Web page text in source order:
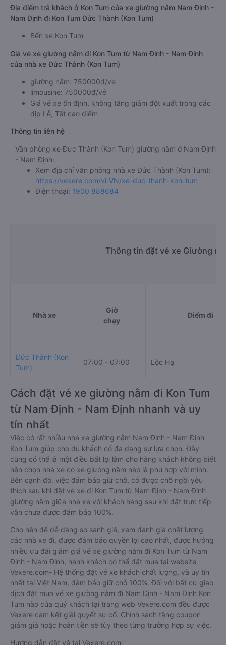
Địa điểm trả khách ở Kon Tum của xe giường nằm Nam Định -
Nam Định đi Kon Tum Đức Thành (Kon Tum)
Bến xe Kon Tum
Giá vé xe giường nằm đi Kon Tum từ Nam Định - Nam Định
của nhà xe Đức Thành (Kon Tum)
giường nằm: 750000đ/vé
limousine: 750000đ/vé
Giá vé xe ổn định, không tăng giảm đột xuất trong các
dịp Lễ, Tết cao điểm
Thông tin liên hệ
Văn phòng xe Đức Thành (Kon Tum) giường nằm ở Nam Định
- Nam Định:
Xem địa chỉ văn phòng nhà xe Đức Thành (Kon Tum):
https://vexere.com/vi-VN/xe-duc-thanh-kon-tum
Điện thoại: 1900 888684
Thông tin đặt vé xe Giường
Nhà xe
Giờ
chạy
Điểm đi
Đức Thành (Kon
Tum)
07:00 - 07:00 Lộc Hạ
Cách đặt vé xe giường nằm đi Kon Tum
từ Nam Định - Nam Định nhanh và uy
tín nhất
Việc có rất nhiều nhà xe giường nằm Nam Định - Nam Định
Kon Tum giúp cho du khách có đa dạng sự lựa chọn. Đây
cũng có thể là một điều bất lợi làm cho hàng khách không biết
nên chọn nhà xe có xe giường nằm nào là phù hợp với mình.
Bên cạnh đó, việc đảm bảo giữ chỗ, có được chỗ ngồi yêu
thích sau khi đặt vé xe đi Kon Tum từ Nam Định - Nam Định
giường nằm giữa nhà xe với khách hàng sau khi đặt trực tiếp
vẫn chưa được đảm bảo 100%.
Cho nên để dễ dàng so sánh giá, xem đánh giá chất lượng
các nhà xe đi, được đảm bảo quyền lợi cao nhất, được hưởng
nhiều ưu đãi giảm giá vé xe giường nằm đi Kon Tum từ Nam
Định - Nam Định, hành khách có thể đặt mua tại website
Vexere.com- Hệ thống đặt vé xe khách chất lượng, và uy tín
nhất tại Việt Nam, đảm bảo giữ chỗ 100%. Đối với bất cứ giao
dịch đặt mua vé xe giường nằm đi Nam Định - Nam Định Kon
Tum nào của quý khách tại trang web Vexere.com đều được
Vexere cam kết giải quyết sự cố. Chính sách tặng coupon
giảm giá hoặc hoàn tiền sẽ tùy theo từng trường hợp sự việc.
Hướng dẫn đặt vé tại Vexere.com: